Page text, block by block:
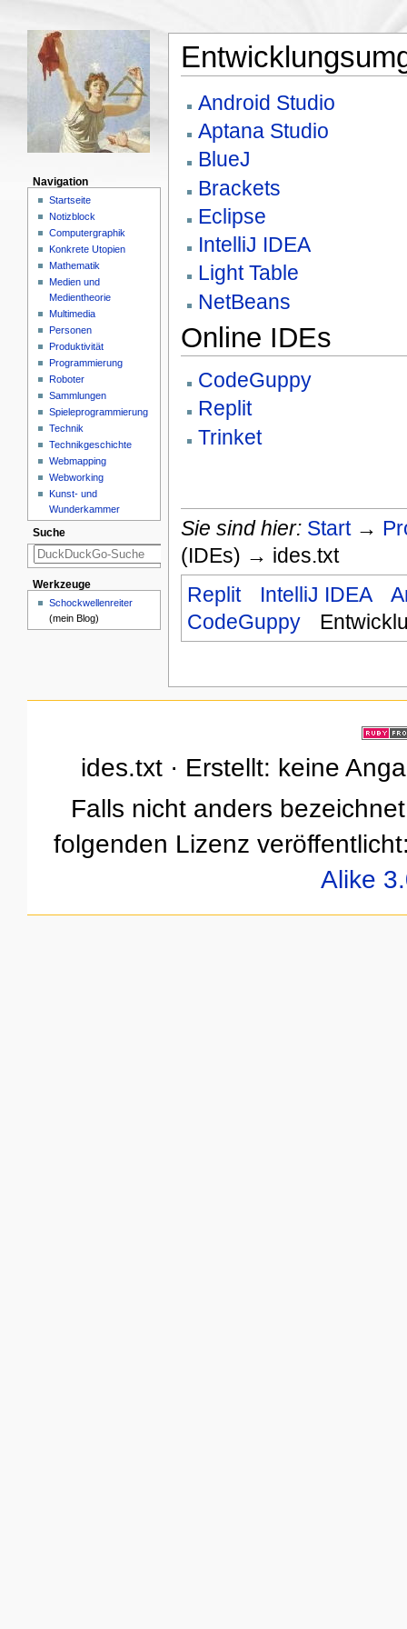
Android Studio
Aptana Studio
BlueJ
Brackets
Eclipse
IntelliJ IDEA
Light Table
NetBeans
Online IDEs
CodeGuppy
Replit
Trinket
Sie sind hier: Start→
(IDEs) → ides.txt
Replit
IntelliJ IDEA
CodeGuppy
Navigation
Startseite
Notizblock
Computergraphik
Konkrete Utopien
Mathematik
Medien und
Medientheorie
Multimedia
Personen
Produktivität
Programmierung
Roboter
Sammlungen
Spieleprogrammierung
Technik
Technikgeschichte
Webmapping
Webworking
Kunst- und
Wunderkammer
Suche
Werkzeuge
Schockwellenreiter
(mein Blog)
ides.txt · Erstellt: keine
Falls nicht anders
folgenden Lizenz
Alike